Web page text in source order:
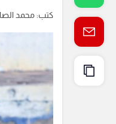
كتب:محمد